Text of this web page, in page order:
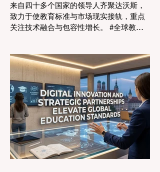
来自四十多个国家的领导人齐聚达沃斯，
致力于使教育标准与市场现实接轨，重点
关注技术融合与包容性增长。 #全球教育
者和 #教育科技 创新者齐聚达沃斯会议中
心，共同探讨学习领域最紧迫的挑战与机
遇。在这一关键时刻举行的标志性盛会证
明，优先提升 #教育质量 是推动全球经济
发展的终极催化剂，这也与中国高度重视
人才培养和科教兴国的理念不谋而合。 今
年，全球教育产业的估值达到了惊人的7.7
万亿美元。全球约有六百万所学校和五万
所高等教育机构在运营，学习依然是社会
进步的基石。然而，传统的教学模式正日